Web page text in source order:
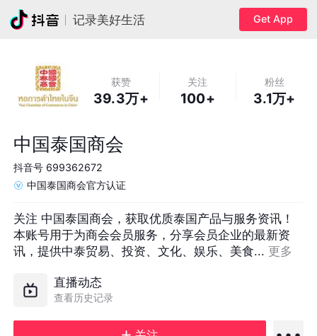
记录美好生活 Get App
获赞
39.3万+
关注
100+
粉丝
3.1万+
中国泰国商会
抖音号 699362672
中国泰国商会官方认证
关注 中国泰国商会，获取优质泰国产品与服务资讯！
本账号用于为商会会员服务，分享会员企业的最新资
讯，提供中泰贸易、投资、文化、娱乐、美食... 更多
直播动态
查看历史记录